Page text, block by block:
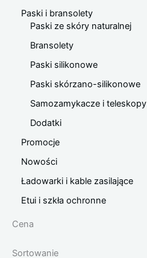
Paski i bransolety
Paski ze skóry naturalnej
Bransolety
Paski silikonowe
Paski skórzano-silikonowe
Samozamykacze i teleskopy
Dodatki
Promocje
Nowości
Ładowarki i kable zasilające
Etui i szkła ochronne
Cena
Sortowanie